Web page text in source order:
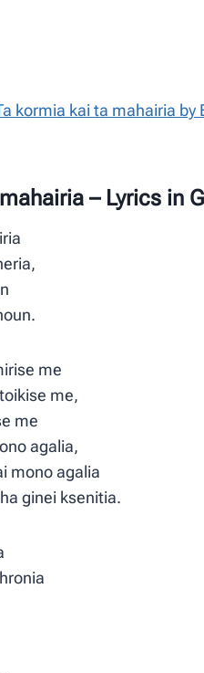
kormia kai ta mahairia by
– Lyrics in
me
me,
me
agalia,
mono agalia
ginei ksenitia.